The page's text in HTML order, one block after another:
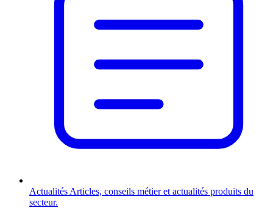
Actualités Articles, conseils métier et actualités produits du
secteur.